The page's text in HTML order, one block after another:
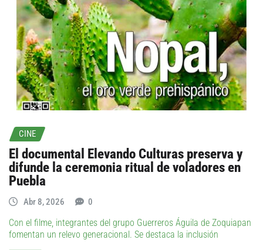
CINE
El documental Elevando Culturas preserva y
difunde la ceremonia ritual de voladores en
Puebla
Abr 8, 2026 0
Con el filme, integrantes del grupo Guerreros Águila de Zoquiapan
fomentan un relevo generacional. Se destaca la inclusión